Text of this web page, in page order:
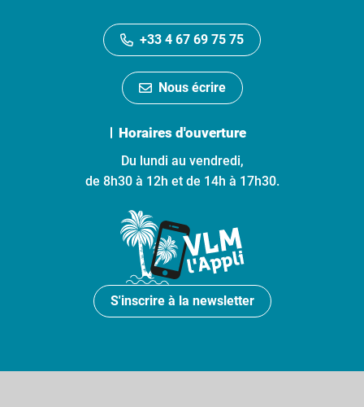
+33 4 67 69 75 75
Nous écrire
Horaires d'ouverture
Du lundi au vendredi,
de 8h30 à 12h et de 14h à 17h30.
S'inscrire à la newsletter